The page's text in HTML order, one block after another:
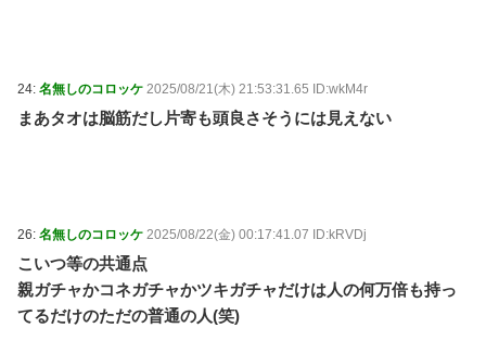
24: 名無しのコロッケ 2025/08/21(木) 21:53:31.65 ID:wkM4r
まあタオは脳筋だし片寄も頭良さそうには見えない
26: 名無しのコロッケ 2025/08/22(金) 00:17:41.07 ID:kRVDj
こいつ等の共通点
親ガチャかコネガチャかツキガチャだけは人の何万倍も持っ
てるだけのただの普通の人(笑)